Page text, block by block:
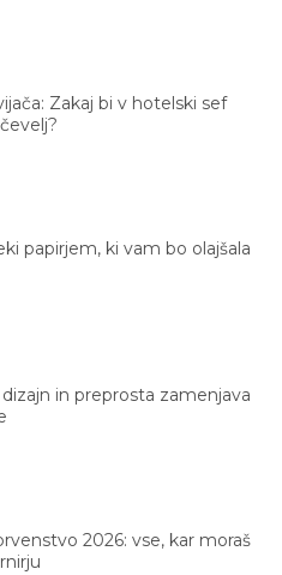
Zakaj bi v hotelski sef
papirjem, ki vam bo olajšala
in preprosta zamenjava
2026: vse, kar moraš